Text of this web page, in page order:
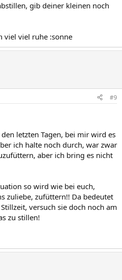
gib deiner kleinen noch
viel viel ruhe :sonne
#9
letzten Tagen, bei mir wird es
ich halte noch durch, war zwar
aber ich bring es nicht
so wird wie bei euch,
zuliebe, zufüttern!! Da bedeutet
versuch sie doch noch am
zu stillen!